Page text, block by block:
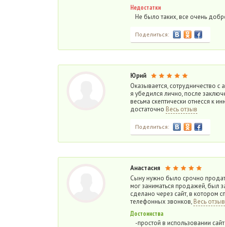
Недостатки
Не было таких, все очень
Поделиться:
Юрий
Оказывается, сотрудничество
я убедился лично, после
весьма скептически отнесся к
достаточно Весь отзыв
Поделиться:
Анастасия
Сыну нужно было срочно
мог заниматься продажей, был
сделано через сайт, в котором
телефонных звонков, Весь отзыв
Достоинства
-простой в использовании сайт